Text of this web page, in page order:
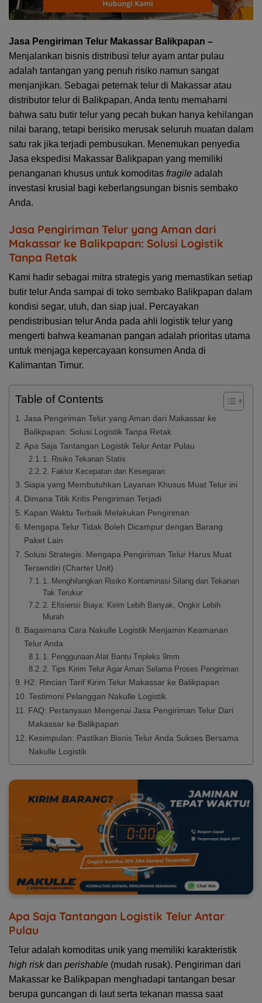
Jasa Pengiriman Telur Makassar Balikpapan –
Menjalankan bisnis distribusi telur ayam antar pulau
adalah tantangan yang penuh risiko namun sangat
menjanjikan. Sebagai peternak telur di Makassar atau
distributor telur di Balikpapan, Anda tentu memahami
bahwa satu butir telur yang pecah bukan hanya kehilangan
nilai barang, tetapi berisiko merusak seluruh muatan dalam
satu rak jika terjadi pembusukan. Menemukan penyedia
Jasa ekspedisi Makassar Balikpapan yang memiliki
penanganan khusus untuk komoditas fragile adalah
investasi krusial bagi keberlangsungan bisnis sembako
Anda.
Jasa Pengiriman Telur yang Aman dari
Makassar ke Balikpapan: Solusi Logistik
Tanpa Retak
Kami hadir sebagai mitra strategis yang memastikan setiap
butir telur Anda sampai di toko sembako Balikpapan dalam
kondisi segar, utuh, dan siap jual. Percayakan
pendistribusian telur Anda pada ahli logistik telur yang
mengerti bahwa keamanan pangan adalah prioritas utama
untuk menjaga kepercayaan konsumen Anda di
Kalimantan Timur.
Table of Contents
Jasa Pengiriman Telur yang Aman dari Makassar ke
Balikpapan: Solusi Logistik Tanpa Retak
Apa Saja Tantangan Logistik Telur Antar Pulau
1. Risiko Tekanan Statis
2. Faktor Kecepatan dan Kesegaran
Siapa yang Membutuhkan Layanan Khusus Muat Telur ini
Dimana Titik Kritis Pengiriman Terjadi
Kapan Waktu Terbaik Melakukan Pengiriman
Mengapa Telur Tidak Boleh Dicampur dengan Barang
Paket Lain
Solusi Strategis: Mengapa Pengiriman Telur Harus Muat
Tersendiri (Charter Unit)
1. Menghilangkan Risiko Kontaminasi Silang dan Tekanan
Tak Terukur
2. Efisiensi Biaya: Kirim Lebih Banyak, Ongkir Lebih
Murah
Bagaimana Cara Nakulle Logistik Menjamin Keamanan
Telur Anda
1. Penggunaan Alat Bantu Tripleks 9mm
2. Tips Kirim Telur Agar Aman Selama Proses Pengiriman
H2: Rincian Tarif Kirim Telur Makassar ke Balikpapan
Testimoni Pelanggan Nakulle Logistik
FAQ: Pertanyaan Mengenai Jasa Pengiriman Telur Dari
Makassar ke Balikpapan
Kesimpulan: Pastikan Bisnis Telur Anda Sukses Bersama
Nakulle Logistik
Apa Saja Tantangan Logistik Telur Antar
Pulau
Telur adalah komoditas unik yang memiliki karakteristik
high riskdan perishable (mudah rusak). Pengiriman dari
Makassar ke Balikpapan menghadapi tantangan besar
berupa guncangan di laut serta tekanan massa saat